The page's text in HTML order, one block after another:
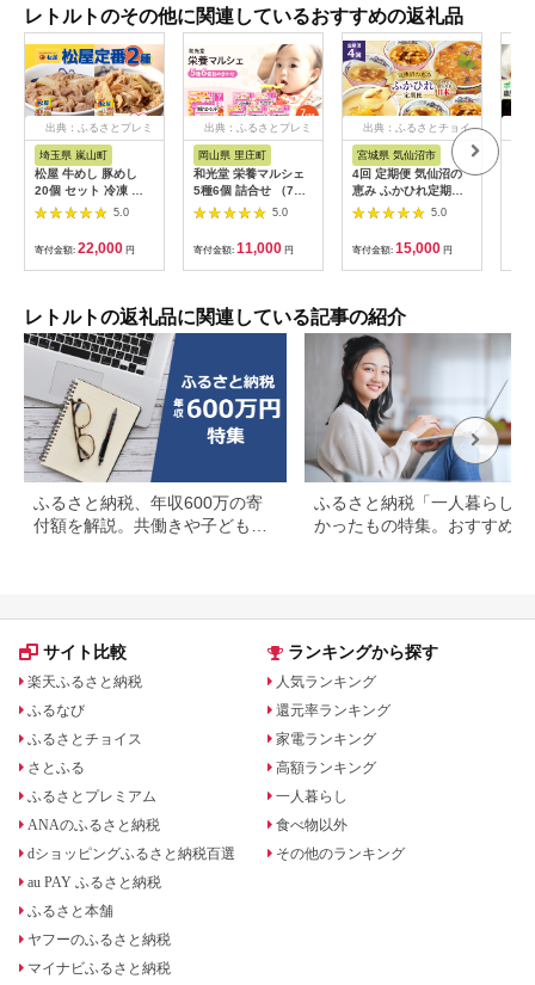
レトルトのその他に関連しているおすすめの返礼品
出典：ふるさとプレミ
埼玉県 嵐山町
松屋 牛めし 豚めし
20個 セット 冷凍 松
屋 牛丼 豚丼 おうちご
はん 簡単調理 時短 レ
シピ レンジで簡単 丼
ぶり グルメセット 忙
しい日の味方 お店の
豚丼 冷凍食品 惣菜 t1
5.0
寄付金額: 22,000 円
出典：ふるさとプレミ
岡山県 里庄町
和光堂 栄養マルシェ
5種6個 詰合せ （7か
月頃～） WAKODO
ベビー フード レトル
ト 離乳食 子ども 子供
孫 家族 手軽
5.0
寄付金額: 11,000 円
出典：ふるさとチョイ
宮城県 気仙沼市
4回 定期便 気仙沼の
恵み ふかひれ定期便
[気仙沼市物産振興協
会 宮城県 気仙沼市
20565327] 魚介 ふか
ひれ フカヒレ 鱶鰭 ス
ープ 丼 茶碗蒸し 4ヶ
5.0
寄付金額: 15,000 円
レトルトの返礼品に関連している記事の紹介
ふるさと納税、年収600万の寄
付額を解説。共働きや子どもが
ふるさと納税「一人暮らし」
かったもの特集。おすすめ返
サイト比較
楽天ふるさと納税
ふるなび
ふるさとチョイス
さとふる
ふるさとプレミアム
ANAのふるさと納税
dショッピングふるさと納税百選
au PAY ふるさと納税
ふるさと本舗
ヤフーのふるさと納税
マイナビふるさと納税
ランキングから探す
人気ランキング
還元率ランキング
家電ランキング
高額ランキング
一人暮らし
食べ物以外
その他のランキング